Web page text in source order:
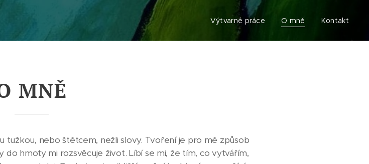
Výtvarné práce O mně Kontakt
MNĚ
tužkou, nebo štětcem, nežli slovy. Tvoření je pro mě způsob
do hmoty mi rozsvěcuje život. Líbí se mi, že tím, co vytvářím,